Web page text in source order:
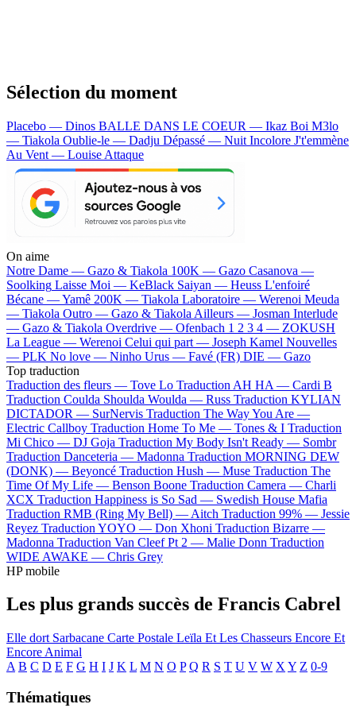
Sélection du moment
Placebo — Dinos BALLE DANS LE COEUR — Ikaz Boi M3lo
— Tiakola Oublie-le — Dadju Dépassé — Nuit Incolore J't'emmène
Au Vent — Louise Attaque
On aime
Notre Dame — Gazo & Tiakola 100K — Gazo Casanova —
Soolking Laisse Moi — KeBlack Saiyan — Heuss L'enfoiré
Bécane —Yamê 200K — Tiakola Laboratoire — Werenoi Meuda
— Tiakola Outro — Gazo & Tiakola Ailleurs — Josman Interlude
— Gazo & Tiakola Overdrive — Ofenbach 1 2 3 4 — ZOKUSH
La League — Werenoi Celui qui part — Joseph Kamel Nouvelles
— PLK No love — Ninho Urus — Favé (FR) DIE — Gazo
Top traduction
Traduction des fleurs — Tove Lo Traduction AH HA — Cardi B
Traduction Coulda Shoulda Woulda — Russ Traduction KYLIAN
DICTADOR — SurNervis Traduction The Way You Are —
Electric Callboy Traduction Home To Me — Tones & I Traduction
Mi Chico — DJ Goja Traduction My Body Isn't Ready — Sombr
Traduction Danceteria — Madonna Traduction MORNING DEW
(DONK) — Beyoncé Traduction Hush — Muse Traduction The
Time Of My Life — Benson Boone Traduction Camera — Charli
XCX Traduction Happiness is So Sad — Swedish House Mafia
Traduction RMB (Ring My Bell) — Aitch Traduction 99% — Jessie
Reyez Traduction YOYO — Don Xhoni Traduction Bizarre —
Madonna Traduction Van Cleef Pt 2 — Malie Donn Traduction
WIDE AWAKE — Chris Grey
HP mobile
Les plus grands succès de Francis Cabrel
Elle dort Sarbacane Carte Postale Leïla Et Les Chasseurs Encore Et
Encore Animal
A B C D E F G H I J K L M N O P Q R S T U V W X Y Z 0-9
Thématiques